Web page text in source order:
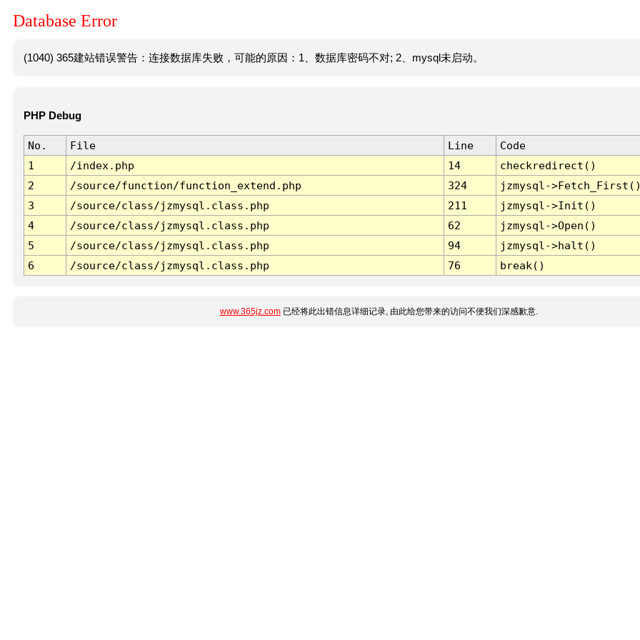
Database Error
(1040) 365建站错误警告：连接数据库失败，可能的原因：1、数据库密码不对; 2、mysql未启动。
PHP Debug
No. File Line
Code
1
/index.php 14
checkredirect()
2
/source/function/function_extend.php 324
jzmysql-
3
/source/class/jzmysql.class.php 211
jzmysql->Init()
4
/source/class/jzmysql.class.php 62
jzmysql->Open()
5
/source/class/jzmysql.class.php 94
jzmysql->halt()
6
/source/class/jzmysql.class.php 76 break()
www.365jz.com已经将此出错信息详细记录, 由此给您带来的访问不便我们深感歉意.